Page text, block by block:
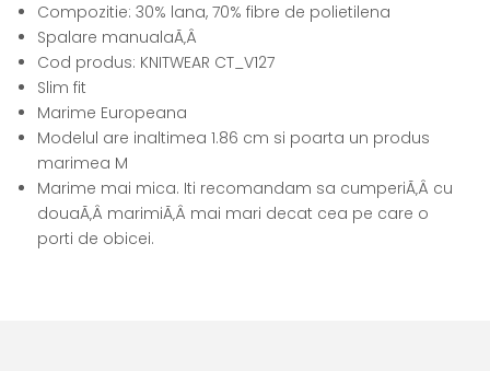
Compozitie: 30% lana, 70% fibre de polietilena
Spalare manualaÃ‚Â
Cod produs: KNITWEAR CT_V127
Slim fit
Marime Europeana
Modelul are inaltimea 1.86 cm si poarta un produs
marimea M
Marime mai mica. Iti recomandam sa cumperiÃ‚Â cu
douaÃ‚Â marimiÃ‚Â mai mari decat cea pe care o
porti de obicei.